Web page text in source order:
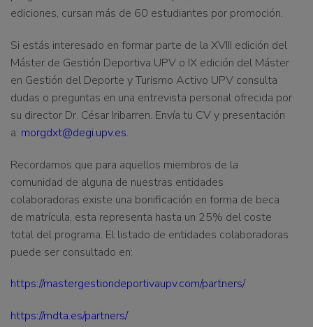
ediciones, cursan más de 60 estudiantes por promoción.
Si estás interesado en formar parte de la XVIII edición del
Máster de Gestión Deportiva UPV o IX edición del Máster
en Gestión del Deporte y Turismo Activo UPV consulta
dudas o preguntas en una entrevista personal ofrecida por
su director Dr. César Iribarren. Envía tu CV y presentación
a: morgdxt@degi.upv.es.
Recordamos que para aquellos miembros de la
comunidad de alguna de nuestras entidades
colaboradoras existe una bonificación en forma de beca
de matrícula, esta representa hasta un 25% del coste
total del programa. El listado de entidades colaboradoras
puede ser consultado en:
https://mastergestiondeportivaupv.com/partners/
https://mdta.es/partners/